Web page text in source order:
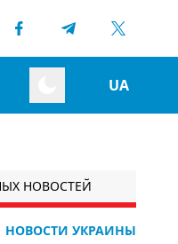
UA
НОВОСТЕЙ
НОВОСТИ УКРАИНЫ